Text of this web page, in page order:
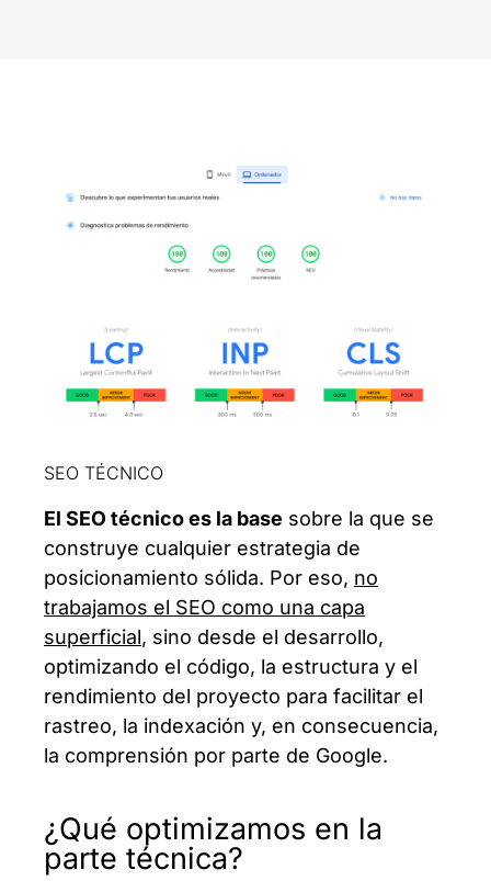
SEO TÉCNICO
El SEO técnico es la base sobre la que se
construye cualquier estrategia de
posicionamiento sólida. Por eso, no
trabajamos el SEO como una capa
superficial, sino desde el desarrollo,
optimizando el código, la estructura y el
rendimiento del proyecto para facilitar el
rastreo, la indexación y, en consecuencia,
la comprensión por parte de Google.
¿Qué optimizamos en la
parte técnica?